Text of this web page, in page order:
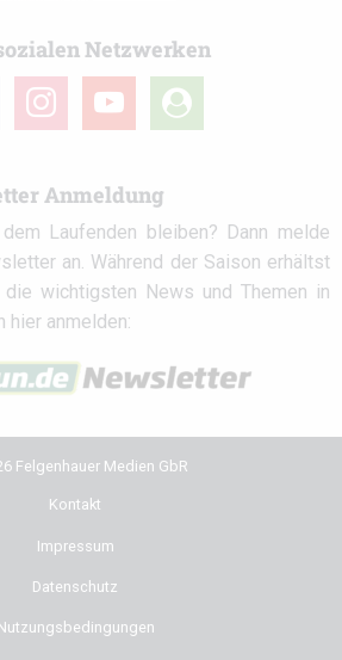
Netzwerken
instagramyoutube
user-
circle
Anmeldung
Laufenden bleiben? Dann melde
an. Während der Saison erhältst
wichtigsten News und Themen in
hier anmelden:
Felgenhauer Medien GbR
Kontakt
Impressum
Datenschutz